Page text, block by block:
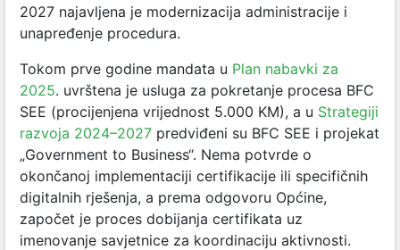
2027 najavljena je modernizacija administracije i
unapređenje procedura.
Tokom prve godine mandata u Plan nabavki za
2025. uvrštena je usluga za pokretanje procesa BFC
SEE (procijenjena vrijednost 5.000 KM), a u Strategiji
razvoja 2024–2027 predviđeni su BFC SEE i projekat
„Government to Business“. Nema potvrde o
okončanoj implementaciji certifikacije ili specifičnih
digitalnih rješenja, a prema odgovoru Općine,
započet je proces dobijanja certifikata uz
imenovanje savjetnice za koordinaciju aktivnosti.